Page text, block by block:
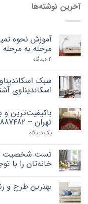
آخرین نوشته‌ها
آموزش نحوه
مرحله به مرحله
4 دیدگاه
اسکاندیناوی
باکیفیت‌ترین و
تهران – 09121887482
یک دیدگاه
تست شخصیت
خانه‌تان را با
بهترین طرح و